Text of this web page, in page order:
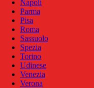
Napoli
Parma
Pisa
Roma
Sassuolo
Spezia
Torino
Udinese
Venezia
Verona